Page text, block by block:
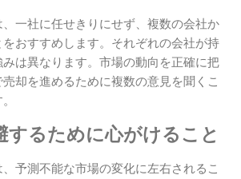
一社に任せきりにせず、複数の会社か
おすすめします。それぞれの会社が持
は異なります。市場の動向を正確に把
却を進めるために複数の意見を聞くこ
するために心がけること
予測不能な市場の変化に左右されるこ